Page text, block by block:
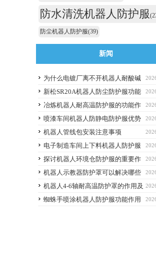
防水清洗机器人防护服
防尘机器人防护服(39)
新闻
为什么电镀厂离不开机器人耐酸碱
防护服
新松SR20A机器人防尘防护服功能
作用
冶炼机器人耐高温防护服的功能作
用
喷漆车间机器人防静电防护服优势
解析与选购避坑要点
机器人管线包安装注意事项
电子制造车间上下料机器人防护服
应该选什么功能的
探讨机器人环境仓防护服的重要作
用
机器人示教器防护罩可以解决哪些
痛点？
机器人4-6轴耐高温防护罩的作用及
优点
蜘蛛手喷涂机器人防护服功能作用